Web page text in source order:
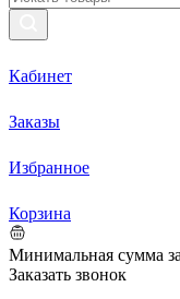
Кабинет
Заказы
Избранное
Корзина
Минимальная сумма
Заказать звонок